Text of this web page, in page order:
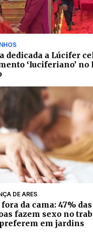
dedicada a Lúcifer
‘Iuciferiano’ no
DE ARES
fora da cama: 47% das
fazem sexo no
em jardins